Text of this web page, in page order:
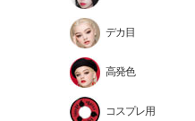
デカ目
高発色
コスプレ用